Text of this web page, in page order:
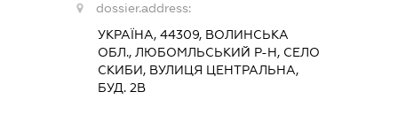
dossier.address:
УКРАЇНА, 44309, ВОЛИНСЬКА
ОБЛ., ЛЮБОМЛЬСЬКИЙ Р-Н, СЕЛО
СКИБИ, ВУЛИЦЯ ЦЕНТРАЛЬНА,
БУД. 2В